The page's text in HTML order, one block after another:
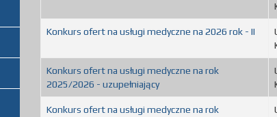
Konkurs ofert na usługi medyczne na 2026 rok - II
Konkurs ofert na usługi medyczne na rok
2025/2026 - uzupełniający
Konkurs ofert na usługi medyczne na rok